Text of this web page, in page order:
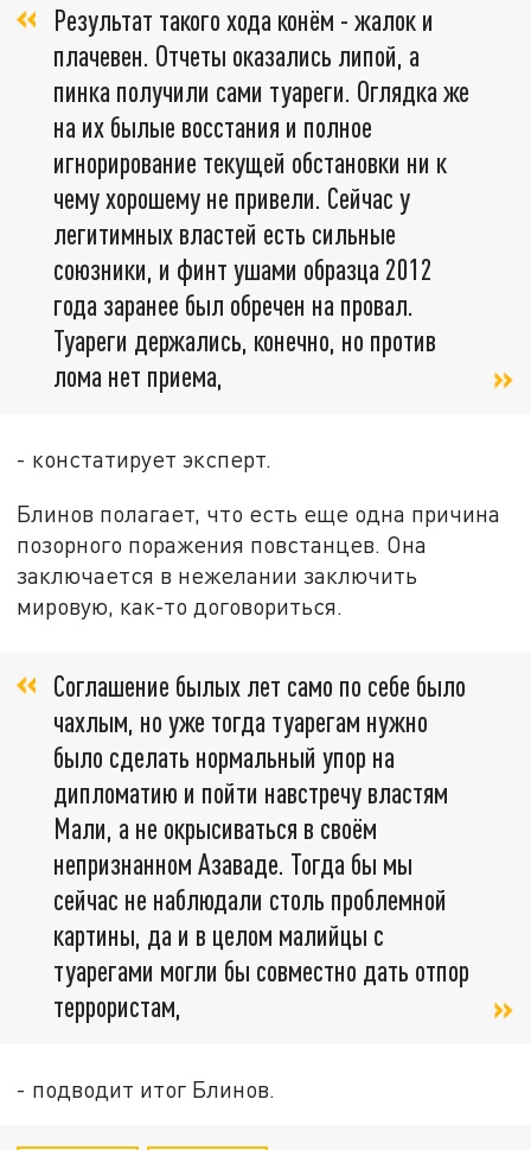
Результат такого хода конём - жалок и
плачевен. Отчеты оказались липой, а
пинка получили сами туареги. Оглядка же
на их былые восстания и полное
игнорирование текущей обстановки ни к
чему хорошему не привели. Сейчас у
легитимных властей есть сильные
союзники, и финт ушами образца 2012
года заранее был обречен на провал.
Туареги держались, конечно, но против
лома нет приема,
- констатирует эксперт.
Блинов полагает, что есть еще одна причина
позорного поражения повстанцев. Она
заключается в нежелании заключить
мировую, как-то договориться.
Соглашение былых лет само по себе было
чахлым, но уже тогда туарегам нужно
было сделать нормальный упор на
дипломатию и пойти навстречу властям
Мали, а не окрысиваться в своём
непризнанном Азаваде. Тогда бы мы
сейчас не наблюдали столь проблемной
картины, да и в целом малийцы с
туарегами могли бы совместно дать отпор
террористам,
- подводит итог Блинов.